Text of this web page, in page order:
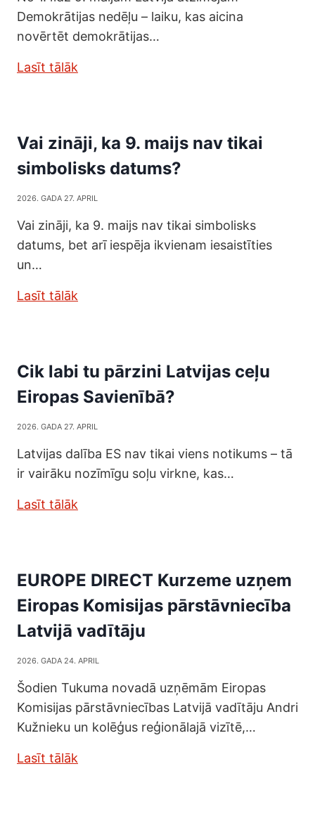
Demokrātijas nedēļu – laiku, kas aicina
novērtēt demokrātijas…
Lasīt tālāk
Vai zināji, ka 9. maijs nav tikai
simbolisks datums?
2026. GADA 27. APRIL
Vai zināji, ka 9. maijs nav tikai simbolisks
datums, bet arī iespēja ikvienam iesaistīties
un…
Lasīt tālāk
Cik labi tu pārzini Latvijas ceļu
Eiropas Savienībā?
2026. GADA 27. APRIL
Latvijas dalība ES nav tikai viens notikums – tā
ir vairāku nozīmīgu soļu virkne, kas…
Lasīt tālāk
EUROPE DIRECT Kurzeme uzņem
Eiropas Komisijas pārstāvniecība
Latvijā vadītāju
2026. GADA 24. APRIL
Šodien Tukuma novadā uzņēmām Eiropas
Komisijas pārstāvniecības Latvijā vadītāju Andri
Kužnieku un kolēģus reģionālajā vizītē,…
Lasīt tālāk